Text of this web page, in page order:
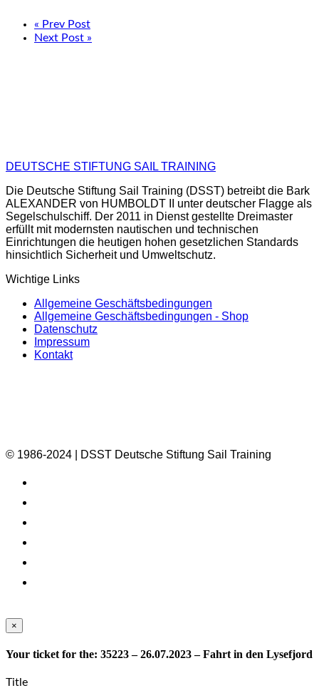
« Prev Post
Next Post »
DEUTSCHE STIFTUNG SAIL TRAINING
Die Deutsche Stiftung Sail Training (DSST) betreibt die Bark
ALEXANDER von HUMBOLDT II unter deutscher Flagge als
Segelschulschiff. Der 2011 in Dienst gestellte Dreimaster
erfüllt mit modernsten nautischen und technischen
Einrichtungen die heutigen hohen gesetzlichen Standards
hinsichtlich Sicherheit und Umweltschutz.
Wichtige Links
Allgemeine Geschäftsbedingungen
Allgemeine Geschäftsbedingungen - Shop
Datenschutz
Impressum
Kontakt
© 1986-2024 | DSST Deutsche Stiftung Sail Training
×
Your ticket for the: 35223 – 26.07.2023 – Fahrt in den Lysefjord
Title